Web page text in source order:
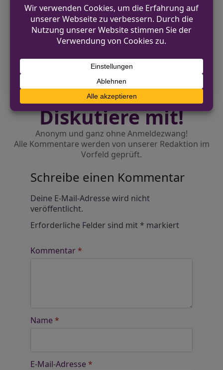
Unbekannte brechen in Spielhalle in
Stadtlohn ein
NÄCHSTER BEITRAG
Einbrüche im Kreis Mettmann – Polizei sucht
Zeugen
Diskutiere mit!
Anonym und ganz ohne Anmeldezwang!
Alle Kommentare werden von unserer Redaktion im
Vorfeld geprüft.
Schreibe einen Kommentar
Deine E-Mail-Adresse wird nicht
veröffentlicht.
Erforderliche Felder sind mit * markiert
Kommentar*
Name *
E-Mail-Adresse *